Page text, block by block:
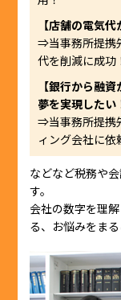
【店舗の電気
⇒当事務所提携
代を削減に成功
【銀行から融
夢を実現したい
⇒当事務所提携
ィング会社に依
などなど税務や
す。
会社の数字を理
る、お悩みをま